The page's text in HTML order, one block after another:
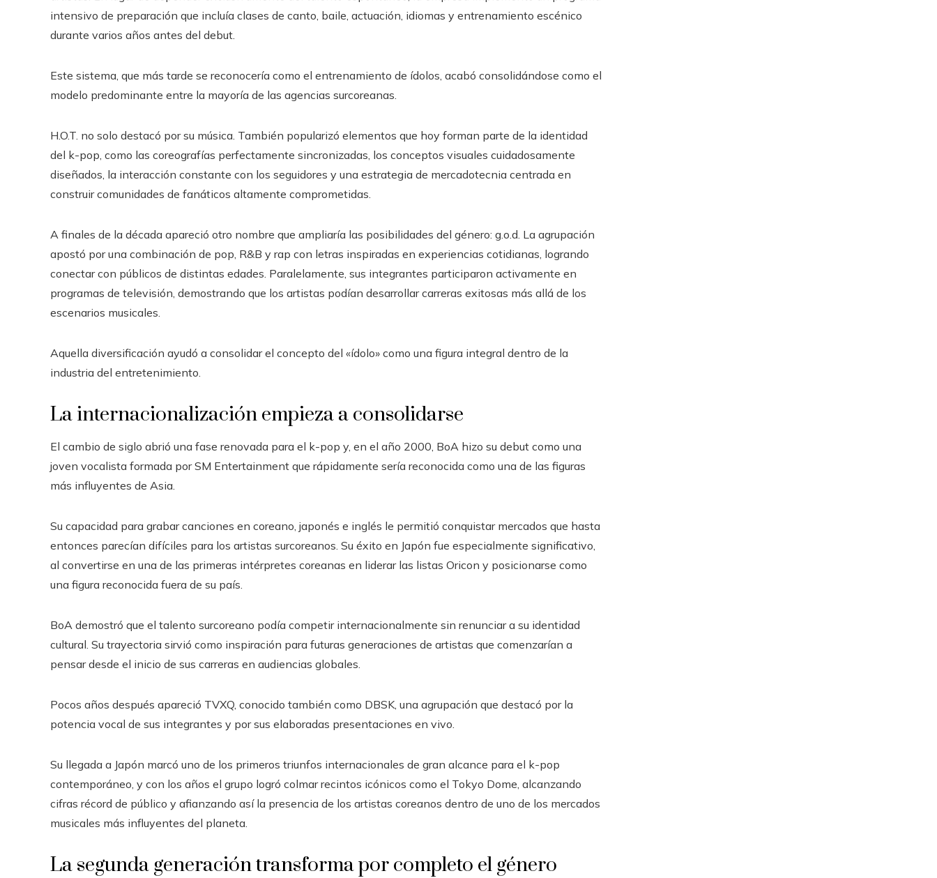
intensivo de preparación que incluía clases de canto, baile, actuación, idiomas y entrenamiento escénico
durante varios años antes del debut.
Este sistema, que más tarde se reconocería como el entrenamiento de ídolos, acabó consolidándose como el
modelo predominante entre la mayoría de las agencias surcoreanas.
H.O.T. no solo destacó por su música. También popularizó elementos que hoy forman parte de la identidad
del k-pop, como las coreografías perfectamente sincronizadas, los conceptos visuales cuidadosamente
diseñados, la interacción constante con los seguidores y una estrategia de mercadotecnia centrada en
construir comunidades de fanáticos altamente comprometidas.
A finales de la década apareció otro nombre que ampliaría las posibilidades del género: g.o.d. La agrupación
apostó por una combinación de pop, R&B y rap con letras inspiradas en experiencias cotidianas, logrando
conectar con públicos de distintas edades. Paralelamente, sus integrantes participaron activamente en
programas de televisión, demostrando que los artistas podían desarrollar carreras exitosas más allá de los
escenarios musicales.
Aquella diversificación ayudó a consolidar el concepto del «ídolo» como una figura integral dentro de la
industria del entretenimiento.
La internacionalización empieza a consolidarse
El cambio de siglo abrió una fase renovada para el k-pop y, en el año 2000, BoA hizo su debut como una
joven vocalista formada por SM Entertainment que rápidamente sería reconocida como una de las figuras
más influyentes de Asia.
Su capacidad para grabar canciones en coreano, japonés e inglés le permitió conquistar mercados que hasta
entonces parecían difíciles para los artistas surcoreanos. Su éxito en Japón fue especialmente significativo,
al convertirse en una de las primeras intérpretes coreanas en liderar las listas Oricon y posicionarse como
una figura reconocida fuera de su país.
BoA demostró que el talento surcoreano podía competir internacionalmente sin renunciar a su identidad
cultural. Su trayectoria sirvió como inspiración para futuras generaciones de artistas que comenzarían a
pensar desde el inicio de sus carreras en audiencias globales.
Pocos años después apareció TVXQ, conocido también como DBSK, una agrupación que destacó por la
potencia vocal de sus integrantes y por sus elaboradas presentaciones en vivo.
Su llegada a Japón marcó uno de los primeros triunfos internacionales de gran alcance para el k-pop
contemporáneo, y con los años el grupo logró colmar recintos icónicos como el Tokyo Dome, alcanzando
cifras récord de público y afianzando así la presencia de los artistas coreanos dentro de uno de los mercados
musicales más influyentes del planeta.
La segunda generación transforma por completo el género